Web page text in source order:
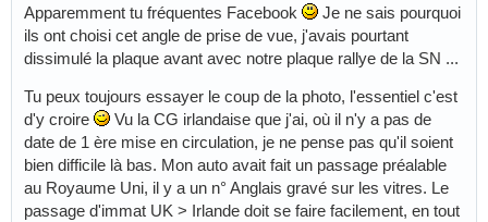
Apparemment tu fréquentes Facebook
Je ne sais pourquoi
ils ont choisi cet angle de prise de vue, j'avais pourtant
dissimulé la plaque avant avec notre plaque rallye de la SN ...
Tu peux toujours essayer le coup de la photo, l'essentiel c'est
d'y croire
Vu la CG irlandaise que j'ai, où il n'y a pas de
date de 1 ère mise en circulation, je ne pense pas qu'il soient
bien difficile là bas. Mon auto avait fait un passage préalable
au Royaume Uni, il y a un n° Anglais gravé sur les vitres. Le
passage d'immat UK > Irlande doit se faire facilement, en tout